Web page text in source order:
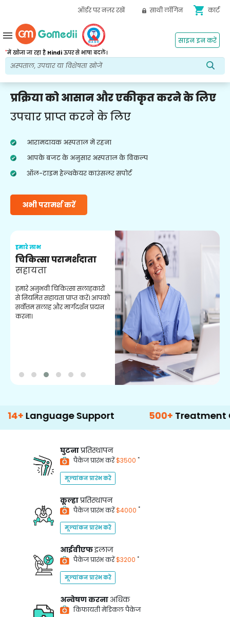
ऑर्डर पर नज़र रखें साथी लॉगिन shopping_cart कार्ट
*में खोजा जा रहा है Hindiऊपर से भाषा बदलें।
साइन इन करें
menu
प्रक्रिया को आसान और एकीकृत करने के लिए
उपचार प्राप्त करने के लिए
आरामदायक अस्पताल में रहना
आपके बजट के अनुसार अस्पताल के विकल्प
ऑल-टाइम हेल्थकेयर काउंसलर सपोर्ट
अभी परामर्श करें
हमारे लाभ
चिकित्सा परामर्शदाता
सहायता
हमारे अनुभवी चिकित्सा सलाहकारों
से नियमित सहायता प्राप्त करें। आपको
सर्वोत्तम सलाह और मार्गदर्शन प्रदान
करना।
Support 500+ Treatment Options
घुटनाप्रतिस्थापन
पैकेज प्रारंभ करें$3500 *
मूल्यांकन प्रारंभ करें
कूल्हाप्रतिस्थापन
पैकेज प्रारंभ करें$4000 *
मूल्यांकन प्रारंभ करें
आईवीएफइलाज
पैकेज प्रारंभ करें$3200 *
मूल्यांकन प्रारंभ करें
अन्वेषण करना अधिक
किफायती मेडिकल पैकेज